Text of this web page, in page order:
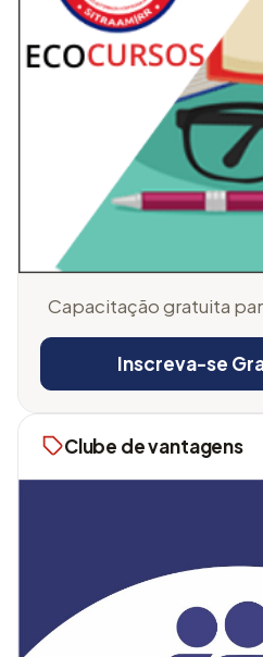
Capacitação gratuita
Inscreva-se
Clube de vantagens